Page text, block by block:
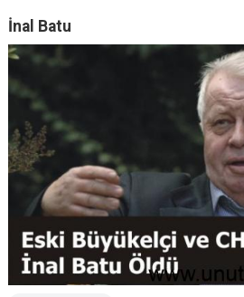
İnal Batu